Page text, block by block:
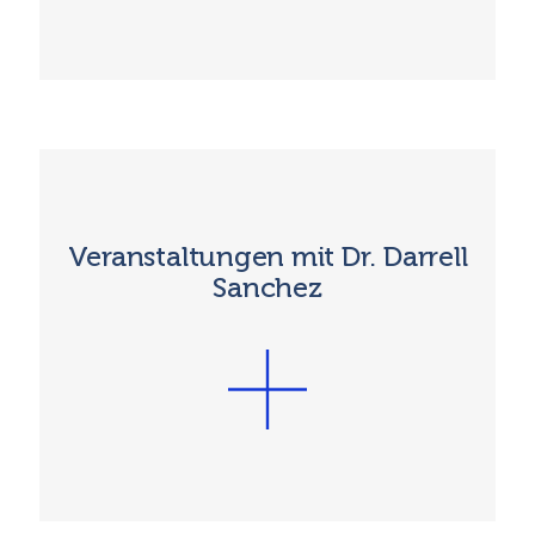
Veranstaltungen mit Dr. Darrell
Sanchez